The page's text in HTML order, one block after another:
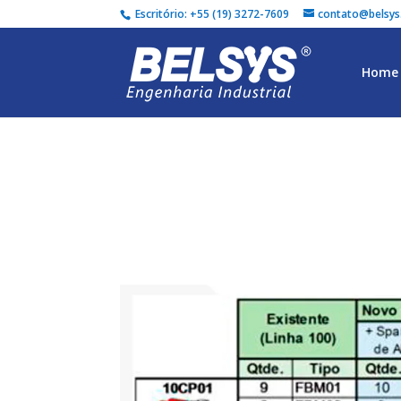
Escritório: +55 (19) 3272-7609
Home